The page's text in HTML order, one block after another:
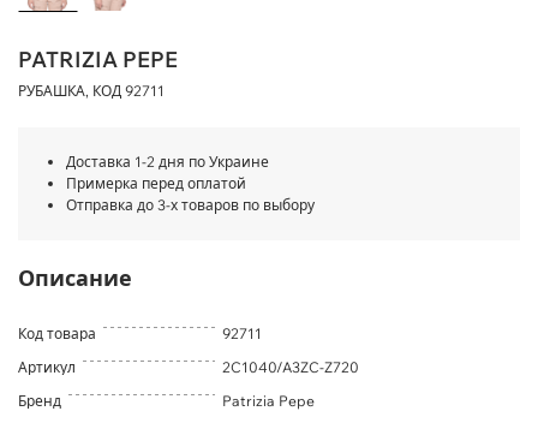
PATRIZIA PEPE
РУБАШКА, КОД 92711
Доставка 1-2 дня по Украине
Примерка перед оплатой
Отправка до 3-х товаров по выбору
Описание
Код товара
92711
Артикул
2C1040/A3ZC-Z720
Бренд
Patrizia Pepe